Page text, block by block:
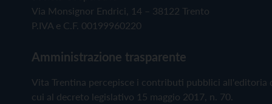
Via Monsignor Endrici, 14 – 38122 Trento
P.IVA e C.F. 00199960220
Amministrazione trasparente
Vita Trentina percepisce i contributi pubblici all'editoria
cui al decreto legislativo 15 maggio 2017, n. 70.